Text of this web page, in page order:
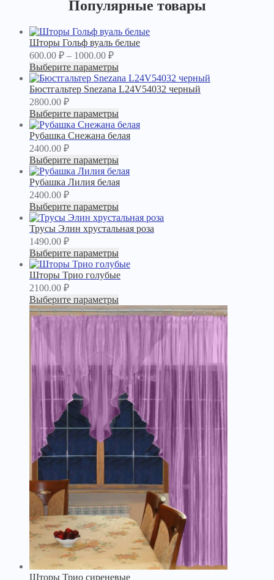
Популярные товары
Шторы Гольф вуаль белые
600.00 ₽ – 1000.00 ₽
Выберите параметры
Бюстгальтер Snezana L24V54032 черный
2800.00 ₽
Выберите параметры
Рубашка Снежана белая
2400.00 ₽
Выберите параметры
Рубашка Лилия белая
2400.00 ₽
Выберите параметры
Трусы Элин хрустальная роза
1490.00 ₽
Выберите параметры
Шторы Трио голубые
2100.00 ₽
Выберите параметры
Шторы Трио сиреневые